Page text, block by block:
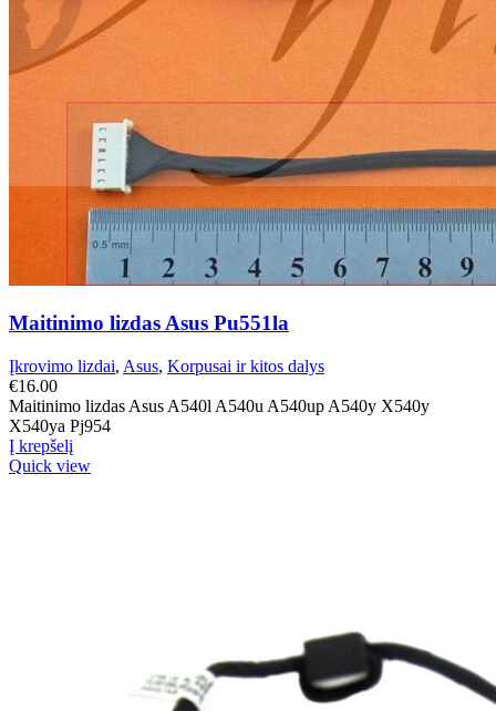
Maitinimo lizdas Asus Pu551la
Įkrovimo lizdai, Asus, Korpusai ir kitos dalys
€16.00
Maitinimo lizdas Asus A540l A540u A540up A540y X540y
X540ya Pj954
Į krepšelį
Quick view